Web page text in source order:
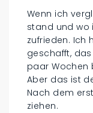
Wenn ich
stand und wo
zufrieden. Ich
geschafft,
paar Wochen
Aber das ist
Nach dem
ziehen.